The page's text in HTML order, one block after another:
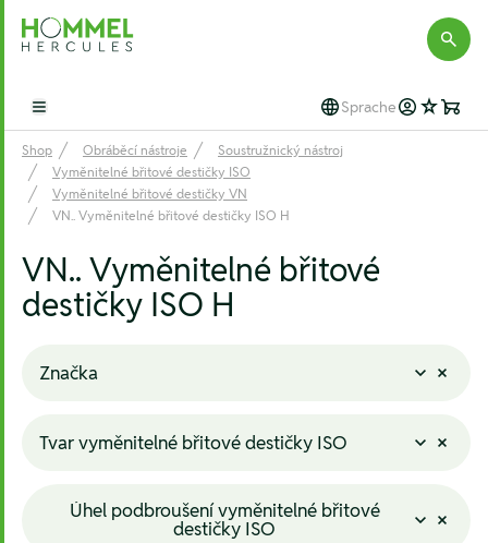
Hommel Hercules
Open main menu Sprache
Shop Obráběcí nástroje
Soustružnický nástroj
Vyměnitelné břitové destičky ISO
Vyměnitelné břitové destičky VN
VN.. Vyměnitelné břitové destičky ISO H
VN.. Vyměnitelné břitové
destičky ISO H
Značka
Tvar vyměnitelné břitové destičky ISO
Úhel podbroušení vyměnitelné břitové
destičky ISO